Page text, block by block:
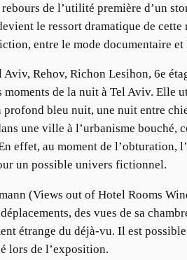
de l’utilité première d’un
le ressort dramatique de
entre le mode documentaire
Rehov, Richon Lesihon, 6e
moments de la nuit à Tel Aviv.
profond bleu nuit, une nuit entre
une ville à l’urbanisme bouché,
effet, au moment de l’obturation,
un possible univers fictionnel.
(Views out of Hotel Rooms
des vues de sa
étrange du déjà-vu. Il est
lors de l’exposition.